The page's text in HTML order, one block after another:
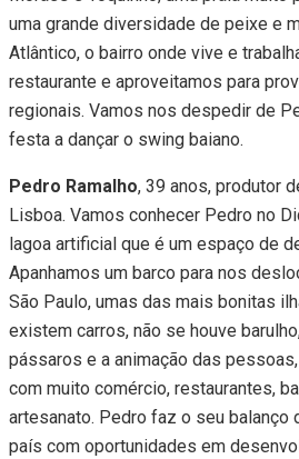
uma grande diversidade de peixe e
Atlântico, o bairro onde vive e
restaurante e aproveitamos para
regionais. Vamos nos despedir de
festa a dançar o swing baiano.
Pedro Ramalho, 39 anos, produtor
Lisboa. Vamos conhecer Pedro no
lagoa artificial que é um espaço de
Apanhamos um barco para nos
São Paulo, umas das mais bonitas
existem carros, não se houve
pássaros e a animação das
com muito comércio, restaurantes,
artesanato. Pedro faz o seu balanço
país com oportunidades em